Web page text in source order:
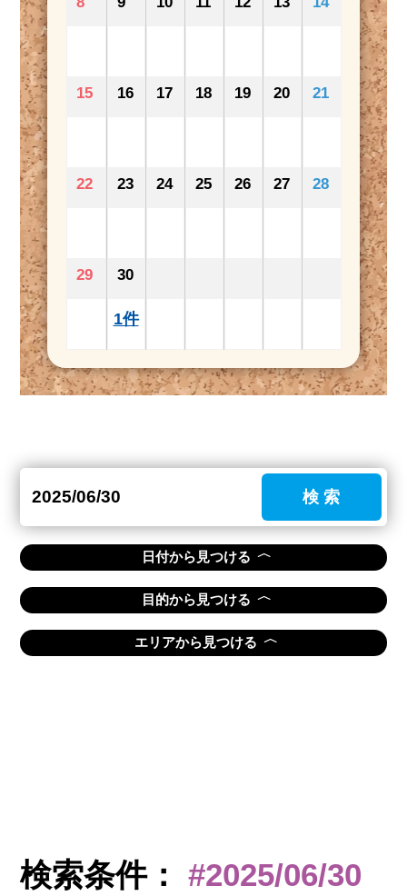
15 16 17 18 19 20 21
22 23 24 25 26 27 28
29 30
1件
検 索
日付から見つける 〈
目的から見つける 〈
エリアから見つける 〈
検索条件：#2025/06/30